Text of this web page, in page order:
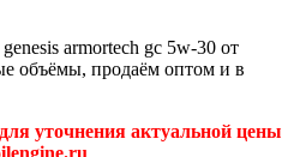
armortech gc 5w-30 от
объёмы, продаём оптом и в
уточнения актуальной цены